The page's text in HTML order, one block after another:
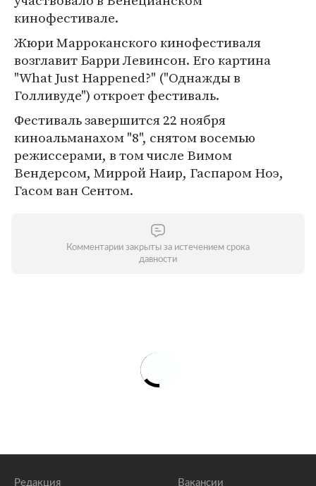
кинофестивале.
Жюри Марроканского кинофестиваля
возглавит Барри Левинсон. Его картина
"What Just Happened?" ("Однажды в
Голливуде") откроет фестиваль.
Фестиваль завершится 22 ноября
киноальманахом "8", снятом восемью
режиссерами, в том числе Вимом
Вендерсом, Миррой Наир, Гаспаром Ноэ,
Гасом ван Сентом.
Комментарии закрыты за истечением срока
давности
Редакция Вакансии